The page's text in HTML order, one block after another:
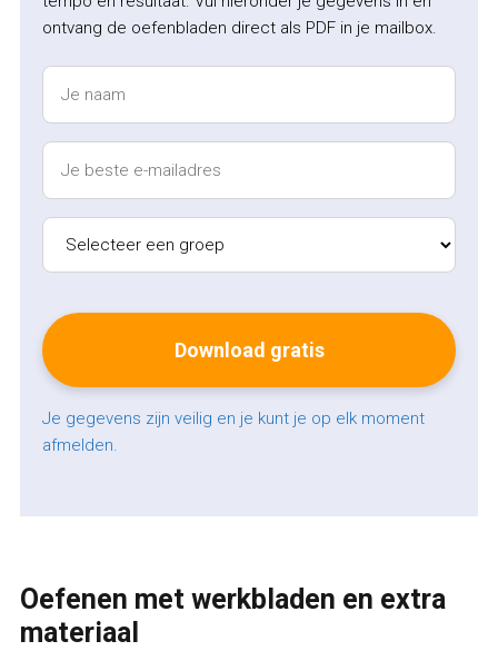
ontvang de oefenbladen direct als PDF in je mailbox.
Je gegevens zijn veilig en je kunt je op elk moment
afmelden.
Oefenen met werkbladen en extra
materiaal